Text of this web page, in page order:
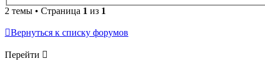
2 темы • Страница 1 из 1
Вернуться к списку форумов
Перейти